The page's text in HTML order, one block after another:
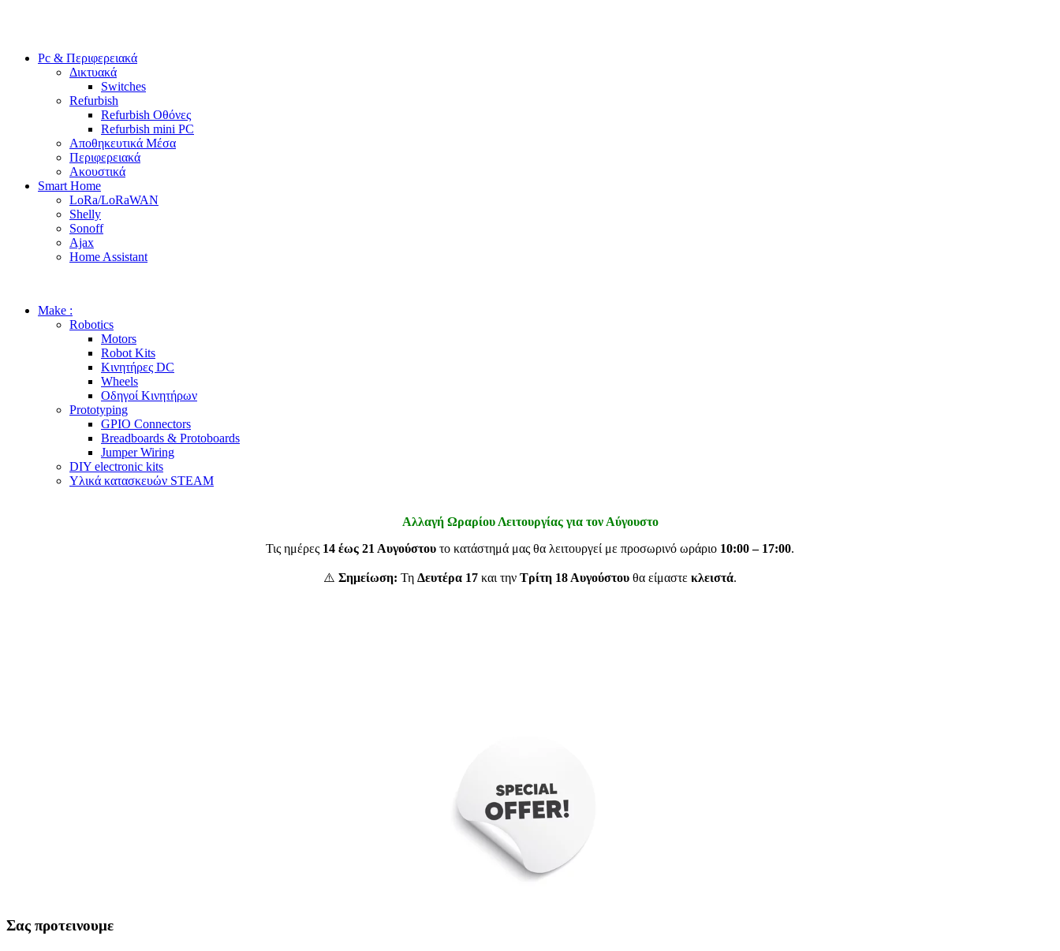
Pc & Περιφερειακά
Δικτυακά
Switches
Refurbish
Refurbish Οθόνες
Refurbish mini PC
Αποθηκευτικά Μέσα
Περιφερειακά
Ακουστικά
Smart Home
LoRa/LoRaWAN
Shelly
Sonoff
Ajax
Home Assistant
Make :
Robotics
Motors
Robot Kits
Κινητήρες DC
Wheels
Οδηγοί Κινητήρων
Prototyping
GPIO Connectors
Breadboards & Protoboards
Jumper Wiring
DIY electronic kits
Υλικά κατασκευών STEAM
Αλλαγή Ωραρίου Λειτουργίας για τον Αύγουστο
Τις ημέρες 14 έως 21 Αυγούστου το κατάστημά μας θα λειτουργεί με προσωρινό ωράριο 10:00 – 17:00.
⚠️ Σημείωση: Τη Δευτέρα 17 και την Τρίτη 18 Αυγούστου θα είμαστε κλειστά.
Σας προτεινουμε